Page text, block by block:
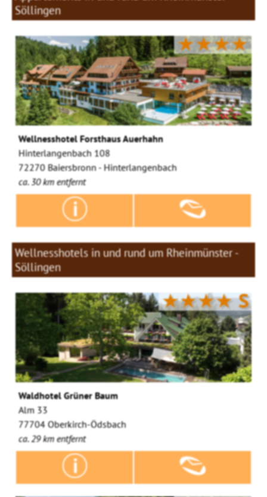
Söllingen
★★★★
Wellnesshotel Forsthaus Auerhahn
Hinterlangenbach 108
72270 Baiersbronn - Hinterlangenbach
ca. 30 km entfernt
Wellnesshotels in und rund um Rheinmünster -
Söllingen
★★★★S
Waldhotel Grüner Baum
Alm 33
77704 Oberkirch-Ödsbach
ca. 29 km entfernt